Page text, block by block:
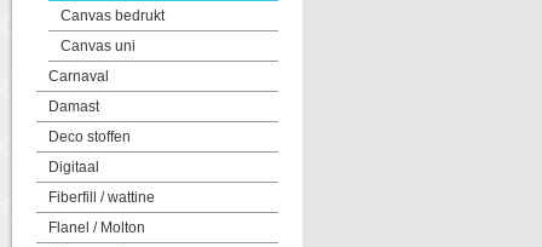
Canvas bedrukt
Canvas uni
Carnaval
Damast
Deco stoffen
Digitaal
Fiberfill / wattine
Flanel / Molton